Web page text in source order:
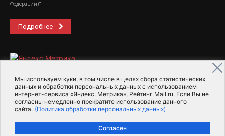
Мы используем куки, в том числе в целях сбора статистических
данных и обработки персональных данных с использованием
интернет-сервиса «Яндекс. Метрика», Рейтинг Mail.ru. Если Вы не
согласны немедленно прекратите использование данного
сайта. (Политика обработки персональных данных)
Согласен
Федерации)".
Подробнее
2015-2026- Информационное агентство МедиаПоток
Для справки Об издании
Пользовательское соглашение
Политика обработки персональных данных